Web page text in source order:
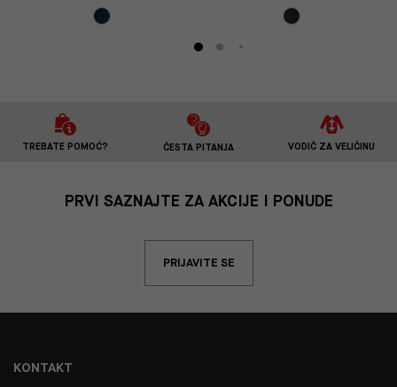
TREBATE POMOĆ? ČESTA PITANJA VODIČ ZA VELIČINU
PRVI SAZNAJTE ZA AKCIJE I PONUDE
PRIJAVITE SE
KONTAKT